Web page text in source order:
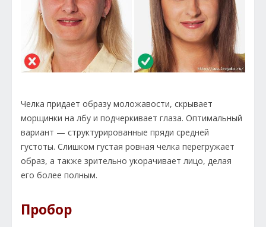
Челка придает образу моложавости, скрывает
морщинки на лбу и подчеркивает глаза. Оптимальный
вариант — структурированные пряди средней
густоты. Слишком густая ровная челка перегружает
образ, а также зрительно укорачивает лицо, делая
его более полным.
Пробор